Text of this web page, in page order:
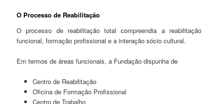
O Processo de Reabilitação
O processo de reabilitação total compreendia a reabilitação
funcional, formação profissional e a interação sócio cultural.
Em termos de áreas funcionais, a Fundação dispunha de
Centro de Reabilitação
Oficina de Formação Profissional
Centro de Trabalho